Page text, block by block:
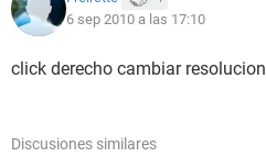
6 sep 2010 a las 17:10
click derecho cambiar
Discusiones similares